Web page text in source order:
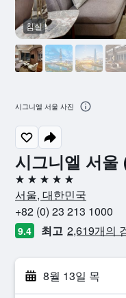
시그니엘 서
5성급
서울, 대한민국
+82 (0) 23 213 1000
9.4 최고 2,619개의
8월 13일 목
침실
시그니엘 서울 사진